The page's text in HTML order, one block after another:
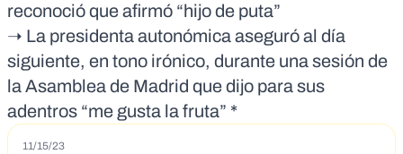
reconoció que afirmó “hijo de puta”
➝ La presidenta autonómica aseguró al día
siguiente, en tono irónico, durante una sesión de
la Asamblea de Madrid que dijo para sus
adentros “me gusta la fruta” *
11/15/23